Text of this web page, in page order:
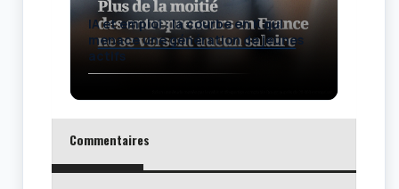
IA et emploi : la courbe en K qui
menace une génération de jeunes
actifs
Commentaires